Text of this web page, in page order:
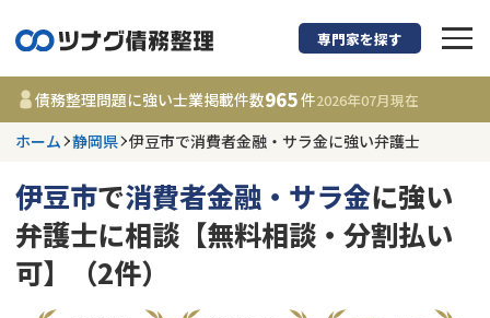
債務整理に強い弁
静岡県
事務所 965
件
更新日 : 2026年07月31日
相談内容で探す
専門家を探す
債務整理問題に強い士業掲載件数965件2026年07月現在
ホーム 静岡県 伊豆市で消費者金融・サラ金に強い弁護士
伊豆市で消費者金融・サラ金に強い
弁護士に相談【無料相談・分割払い
可】（2件）